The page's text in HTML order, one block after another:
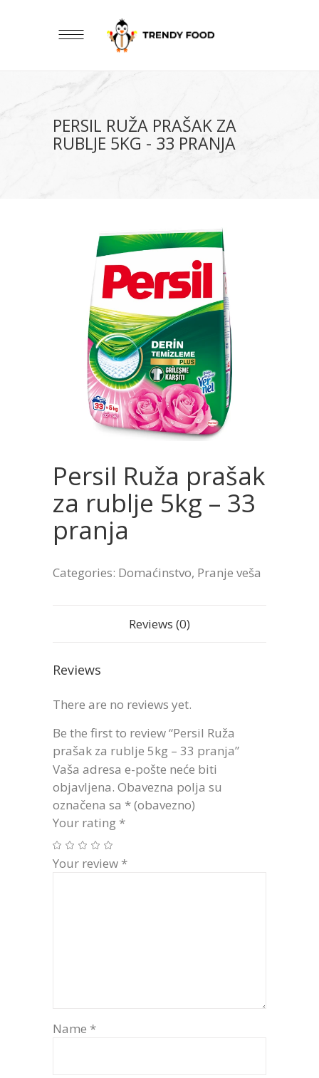
PERSIL RUŽA PRAŠAK ZA
RUBLJE 5KG - 33 PRANJA
Persil Ruža prašak
za rublje 5kg – 33
pranja
Categories: Domaćinstvo, Pranje veša
Reviews (0)
Reviews
There are no reviews yet.
Be the first to review “Persil Ruža
prašak za rublje 5kg – 33 pranja”
Vaša adresa e-pošte neće biti
objavljena. Obavezna polja su
označena sa * (obavezno)
Your rating *
Your review *
Name *